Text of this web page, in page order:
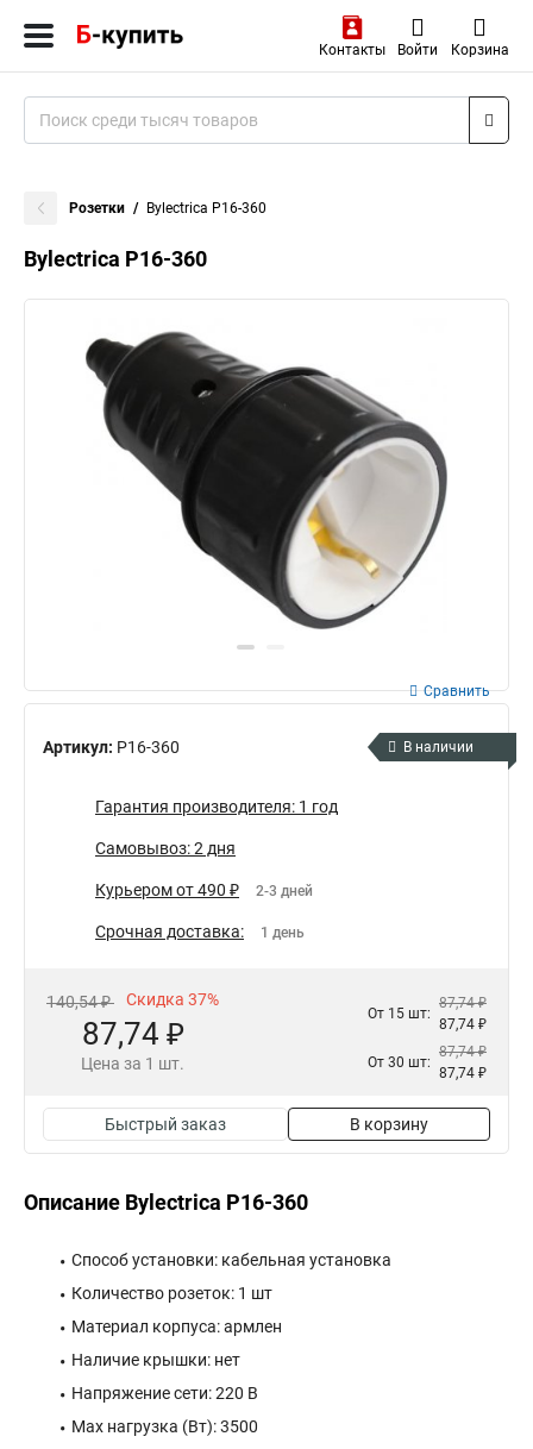
Контакты Войти Корзина
Розетки Bylectrica Р16-360
Bylectrica Р16-360
Артикул: Р16-360
Сравнить
В наличии
Гарантия производителя: 1 год
Самовывоз: 2 дня
Курьером от 490 ₽ 2-3 дней
Срочная доставка: 1 день
140,54 ₽ Скидка 37%
87,74 ₽
Цена за 1 шт.
От 15 шт:
87,74 ₽
87,74 ₽
От 30 шт:
87,74 ₽
87,74 ₽
Быстрый заказ В корзину
Описание Bylectrica Р16-360
Способ установки: кабельная установка
Количество розеток: 1 шт
Материал корпуса: армлен
Наличие крышки: нет
Напряжение сети: 220 В
Max нагрузка (Вт): 3500